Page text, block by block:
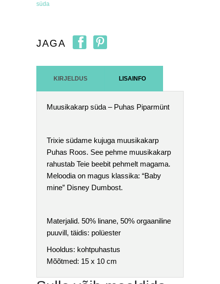
süda
JAGA
KIRJELDUS LISAINFO
Muusikakarp süda – Puhas Piparmünt
Trixie südame kujuga muusikakarp
Puhas Roos. See pehme muusikakarp
rahustab Teie beebit pehmelt magama.
Meloodia on magus klassika: “Baby
mine” Disney Dumbost.
Materjalid. 50% linane, 50% orgaaniline
puuvill, täidis: polüester
Hooldus: kohtpuhastus
Mõõtmed: 15 x 10 cm